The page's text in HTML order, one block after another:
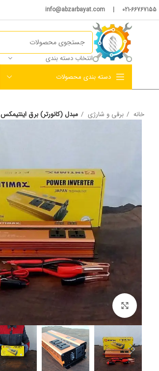
021-66767155 | info@abzarbayat.com
انتخاب دسته بندی
دسته بندی محصولات
خانه برقی و شارژی مبدل (کانورتر) برق اینتیمکس ۱۲ به ۲۲۰ ولت ۴۵٠٠ وات مدل ۱۱۰۴
برای بزرگنمایی کلیک کنید